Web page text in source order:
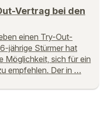
Vertrag bei den
einen Try-Out-
jährige Stürmer hat
Möglichkeit, sich für ein
empfehlen. Der in …